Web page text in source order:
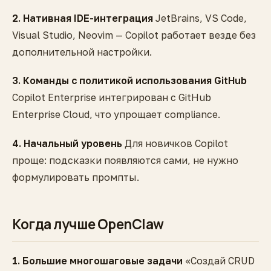
2. Нативная IDE-интеграция JetBrains, VS Code,
Visual Studio, Neovim — Copilot работает везде без
дополнительной настройки.
3. Команды с политикой использования GitHub
Copilot Enterprise интегрирован с GitHub
Enterprise Cloud, что упрощает compliance.
4. Начальный уровень Для новичков Copilot
проще: подсказки появляются сами, не нужно
формулировать промпты.
Когда лучше OpenClaw
1. Большие многошаговые задачи «Создай CRUD